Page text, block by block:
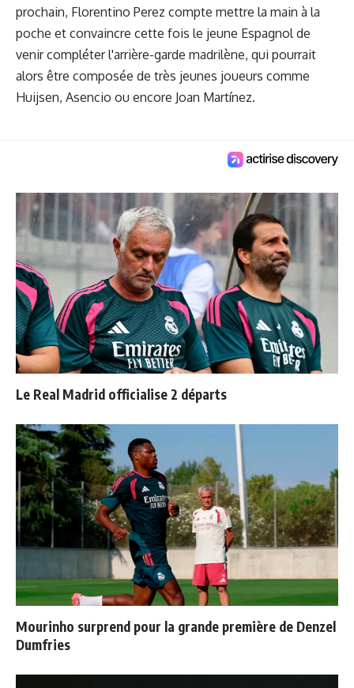
prochain, Florentino Perez compte mettre la main à la
poche et convaincre cette fois le jeune Espagnol de
venir compléter l'arrière-garde madrilène, qui pourrait
alors être composée de très jeunes joueurs comme
Huijsen, Asencio ou encore Joan Martínez.
Le Real Madrid officialise 2 départs
Mourinho surprend pour la grande première de Denzel
Dumfries